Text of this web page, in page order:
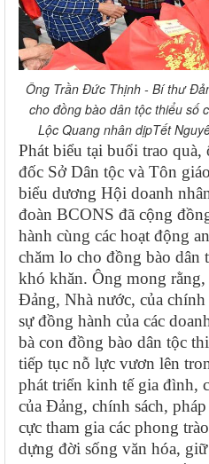
Ông Trần Đức Thịnh - Bí thư
cho đồng bào dân tộc thiểu số
Lộc Quang nhân dịpTết
Phát biểu tại buổi trao
đốc Sở Dân tộc và Tôn
biểu dương Hội doanh
đoàn BCONS đã cộng
hành cùng các hoạt động
chăm lo cho đồng bào dân
khó khăn. Ông mong
Đảng, Nhà nước, của
sự đồng hành của các
bà con đồng bào dân tộc
tiếp tục nỗ lực vươn lên
phát triển kinh tế gia đình,
của Đảng, chính sách,
cực tham gia các phong
dựng đời sống văn hóa,